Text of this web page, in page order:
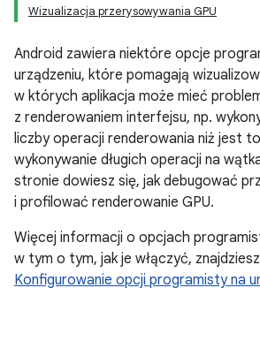
Wizualizacja przerysowywania GPU
Android zawiera niektóre opcje
urządzeniu, które pomagają
w których aplikacja może mieć
z renderowaniem interfejsu, np.
liczby operacji renderowania niż jest
wykonywanie długich operacji na
stronie dowiesz się, jak debugować
i profilować renderowanie GPU.
Więcej informacji o opcjach
w tym o tym, jak je włączyć,
Konfigurowanie opcji programisty na